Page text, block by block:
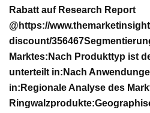
Rabatt auf Research Report
@ https://
discount/356467
Marktes: Nach Produkttyp ist
unterteilt in: Nach
in: Regionale Analyse des
Ringwalzprodukte: